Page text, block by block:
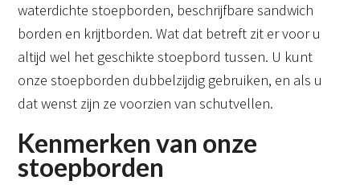
waterdichte stoepborden, beschrijfbare sandwich
borden en krijtborden. Wat dat betreft zit er voor u
altijd wel het geschikte stoepbord tussen. U kunt
onze stoepborden dubbelzijdig gebruiken, en als u
dat wenst zijn ze voorzien van schutvellen.
Kenmerken van onze
stoepborden